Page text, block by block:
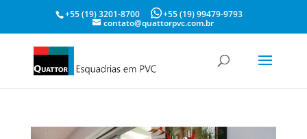
+55 (19) 3201-8700 +55 (19) 99479-9793
contato@quattorpvc.com.br